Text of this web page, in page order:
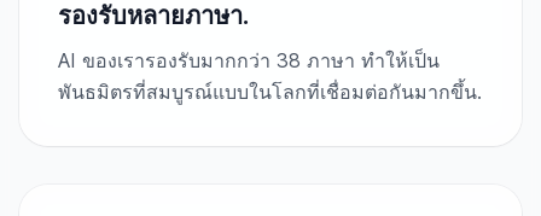
รองรับหลายภาษา.
AI ของเรารองรับมากกว่า 38 ภาษา ทำให้เป็น
พันธมิตรที่สมบูรณ์แบบในโลกที่เชื่อมต่อกันมากขึ้น.